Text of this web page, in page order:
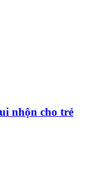
nhộn cho trẻ